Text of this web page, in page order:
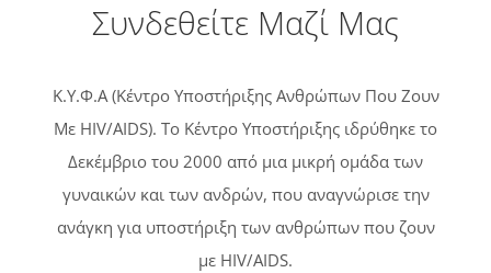
Συνδεθείτε Μαζί Μας
Κ.Υ.Φ.Α (Κέντρο Υποστήριξης Ανθρώπων Που Ζουν
Με HIV/AIDS). Tο Κέντρο Υποστήριξης ιδρύθηκε το
Δεκέμβριο του 2000 από μια μικρή ομάδα των
γυναικών και των ανδρών, που αναγνώρισε την
ανάγκη για υποστήριξη των ανθρώπων που ζουν
με HIV/AIDS.